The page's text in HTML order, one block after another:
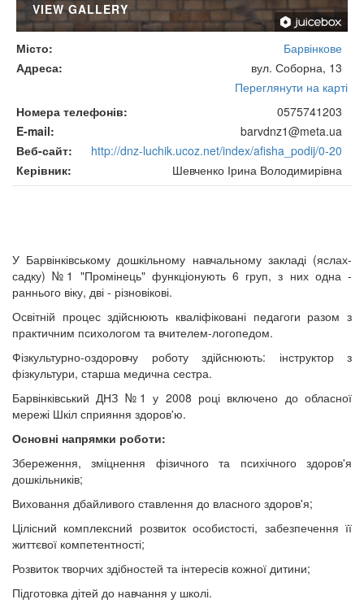
VIEW GALLERY
Місто
Барвінкове
Адреса
вул. Соборна, 13
Переглянути на карті
Номера телефонів
0575741203
E-mail
barvdnz1@meta.ua
Веб-сайт
http://dnz-luchik.ucoz.net/index/afisha_podij/0-20
Керівник
Шевченко Ірина Володимирівна
У Барвінківському дошкільному навчальному закладі (яслах-
садку) №1 "Промінець" функціонують 6 груп, з них одна -
раннього віку, дві - різновікові.
Освітній процес здійснюють кваліфіковані педагоги разом з
практичним психологом та вчителем-логопедом.
Фізкультурно-оздоровчу роботу здійснюють: інструктор з
фізкультури, старша медична сестра.
Барвінківський ДНЗ №1 у 2008 році включено до обласної
мережі Шкіл сприяння здоров'ю.
Основні напрямки роботи:
Збереження, зміцнення фізичного та психічного здоров'я
дошкільників;
Виховання дбайливого ставлення до власного здоров'я;
Цілісний комплексний розвиток особистості, забезпечення її
життєвої компетентності;
Розвиток творчих здібностей та інтересів кожної дитини;
Підготовка дітей до навчання у школі.